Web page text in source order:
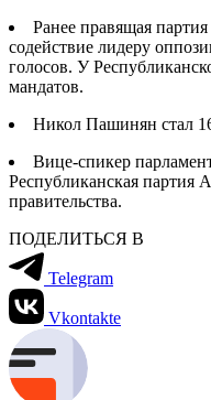
Ранее правящая
содействие лидеру
голосов. У
мандатов.
Никол Пашинян стал
Вице-спикер
Республиканская партия
правительства.
ПОДЕЛИТЬСЯ В
Telegram
Vkontakte